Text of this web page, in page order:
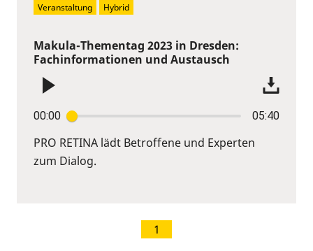
Makula-Thementag 2023 in Dresden:
Fachinformationen und Austausch
00:00 05:40
PRO RETINA lädt Betroffene und Experten
zum Dialog.
Veranstaltung
Hybrid
1